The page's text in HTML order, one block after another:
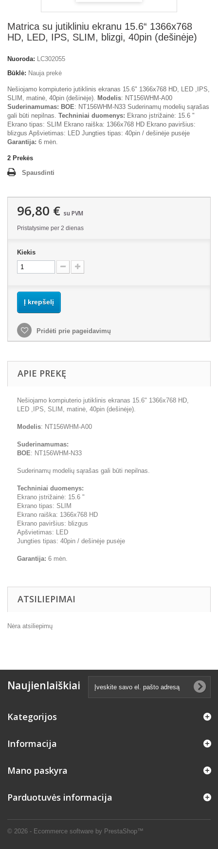
Matrica su jutikliniu ekranu 15.6“ 1366x768
HD, LED, IPS, SLIM, blizgi, 40pin (dešinėje)
Nuoroda: LC302055
Būklė: Nauja prekė
Nešiojamo kompiuterio jutiklinis ekranas 15.6" 1366x768 HD, LED ,IPS,
SLIM, matinė, 40pin (dešinėje). Modelis: NT156WHM-A00
Suderinamumas: BOE: NT156WHM-N33 Suderinamų modelių sąrašas
gali būti nepilnas. Techniniai duomenys: Ekrano įstrižainė: 15.6 "
Ekrano tipas: SLIM Ekrano raiška: 1366x768 HD Ekrano paviršius:
blizgus Apšvietimas: LED Jungties tipas: 40pin / dešinėje pusėje
Garantija: 6 mėn.
2 Prekės
Spausdinti
96,80 € su PVM
Pristatysime per 2 dienas
Kiekis
Į krepšelį
Pridėti prie pageidavimų
APIE PREKĘ
Nešiojamo kompiuterio jutiklinis ekranas 15.6" 1366x768 HD,
LED ,IPS, SLIM, matinė, 40pin (dešinėje).
Modelis: NT156WHM-A00
Suderinamumas:
BOE: NT156WHM-N33
Suderinamų modelių sąrašas gali būti nepilnas.
Techniniai duomenys:
Ekrano įstrižainė: 15.6 "
Ekrano tipas: SLIM
Ekrano raiška: 1366x768 HD
Ekrano paviršius: blizgus
Apšvietimas: LED
Jungties tipas: 40pin / dešinėje pusėje
Garantija: 6 mėn.
ATSILIEPIMAI
Nėra atsiliepimų
Naujienlaiškiai
Kategorijos
Informacija
© 2026 - Ecommerce software by PrestaShop™
Mano paskyra
Parduotuvės informacija